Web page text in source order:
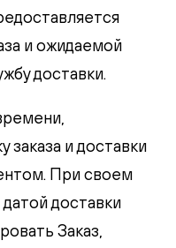
и ожидаемой
доставки.
заказа и доставки
При своем
доставки
Заказ,